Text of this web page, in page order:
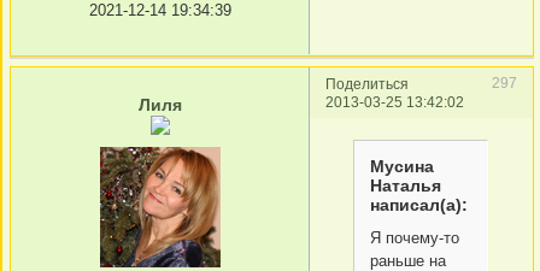
2021-12-14 19:34:39
Поделиться
297
2013-03-25 13:42:02
Лиля
Мусина
Наталья
написал(а):
Я почему-то
раньше на